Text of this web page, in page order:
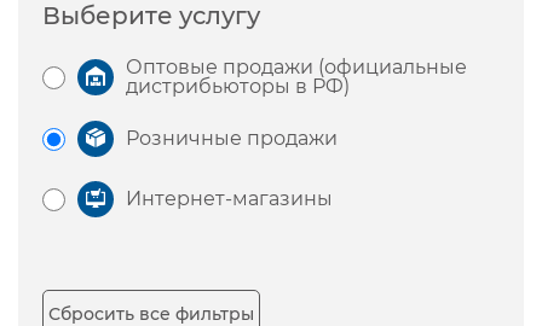
Выберите услугу
Оптовые продажи (официальные
дистрибьюторы в РФ)
Розничные продажи
Интернет-магазины
Сбросить все фильтры